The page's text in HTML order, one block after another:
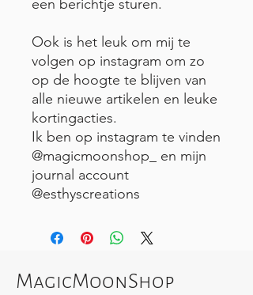
een berichtje sturen.
Ook is het leuk om mij te
volgen op instagram om zo
op de hoogte te blijven van
alle nieuwe artikelen en leuke
kortingacties.
Ik ben op instagram te vinden
@magicmoonshop_ en mijn
journal account
@esthyscreations
MagicMoonShop